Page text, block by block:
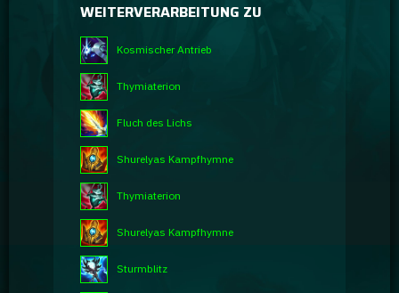
WEITERVERARBEITUNG ZU
Kosmischer Antrieb
Thymiaterion
Fluch des Lichs
Shurelyas Kampfhymne
Thymiaterion
Shurelyas Kampfhymne
Sturmblitz